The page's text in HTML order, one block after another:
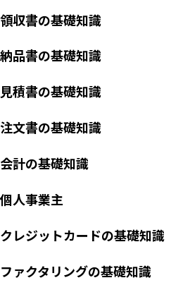
領収書の基礎知識
納品書の基礎知識
見積書の基礎知識
注文書の基礎知識
会計の基礎知識
個人事業主
クレジットカードの基礎知識
ファクタリングの基礎知識